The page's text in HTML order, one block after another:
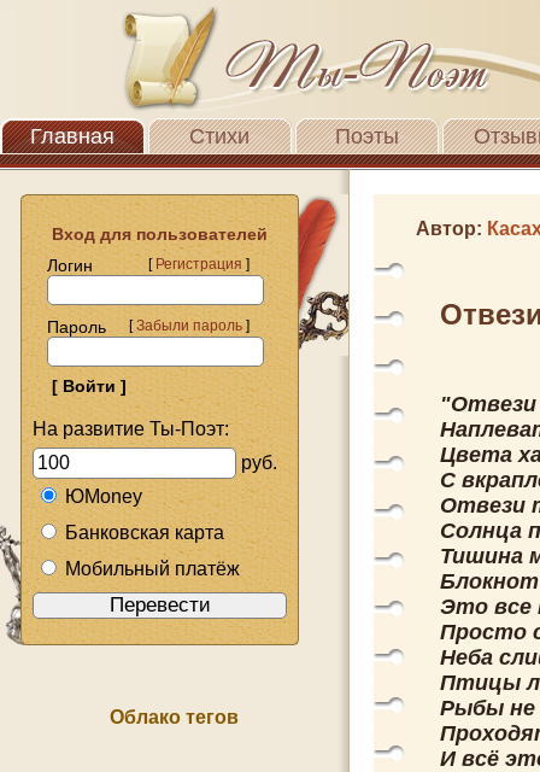
Главная Стихи Поэты
Вход для пользователей
Логин
[Регистрация]
Пароль [Забыли пароль]
На развитие Ты-Поэт:
руб.
ЮMoney
Банковская карта
Мобильный платёж
Облако тегов
Автор:
Цвета
С
Отвези
Солнца
Тишина
Блокнот
Это все
Просто
Неба
Птицы
Рыбы не
И всё